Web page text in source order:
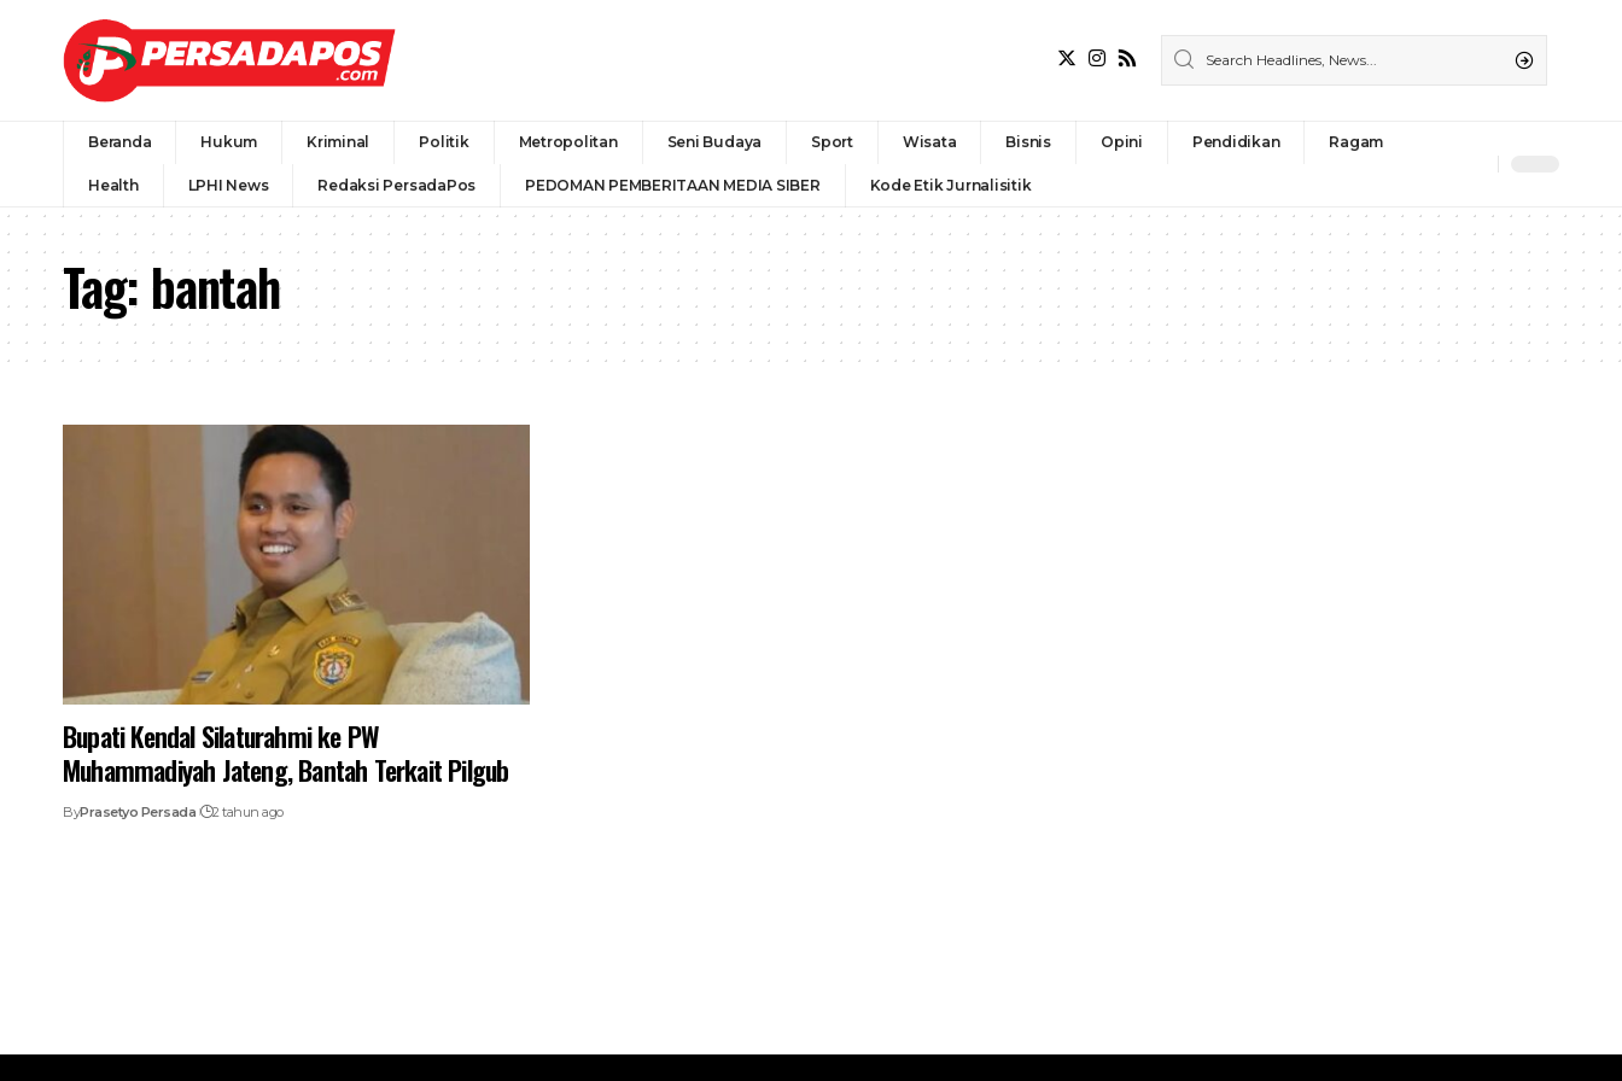
Beranda Hukum Kriminal Politik Metropolitan Seni Budaya Sport Wisata Bisnis Opini Pendidikan Ragam
Health LPHI News Redaksi PersadaPos PEDOMAN PEMBERITAAN MEDIA SIBER Kode Etik Jurnalisitik
Tag:bantah
Bupati Kendal Silaturahmi ke PW
Muhammadiyah Jateng, Bantah Terkait Pilgub
ByPrasetyo Persada 2 tahun ago